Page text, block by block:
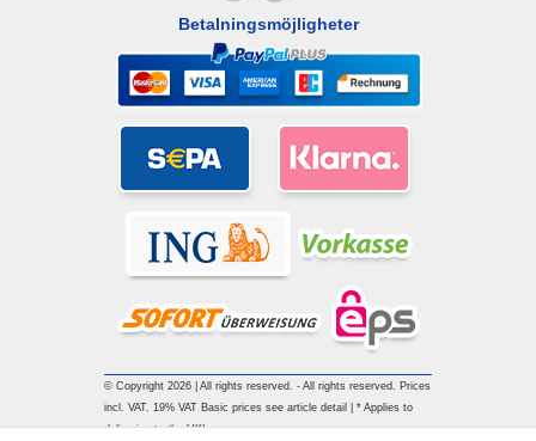
Betalningsmöjligheter
© Copyright 2026 | All rights reserved. - All rights reserved. Prices
incl. VAT. 19% VAT Basic prices see article detail | * Applies to
deliveries to the UK!